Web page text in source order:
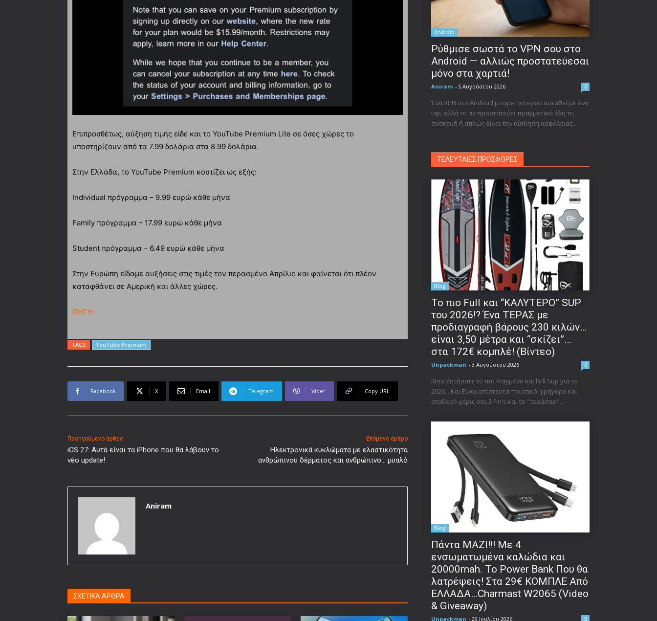
Επιπροσθέτως, αύξηση τιμής είδε και το YouTube Premium Lite σε όσες χώρες το
υποστηρίζουν από τα 7.99 δολάρια στα 8.99 δολάρια.
Στην Ελλάδα, το YouTube Premium κοστίζει ως εξής:
Individual πρόγραμμα – 9.99 ευρώ κάθε μήνα
Family πρόγραμμα – 17.99 ευρώ κάθε μήνα
Student πρόγραμμα – 6.49 ευρώ κάθε μήνα
Στην Ευρώπη είδαμε αυξήσεις στις τιμές τον περασμένο Απρίλιο και φαίνεται ότι πλέον
καταφθάνει σε Αμερική και άλλες χώρες.
ΠΗΓΗ
TAGS YouTube Premium
Facebook X Email Telegram Viber Copy URL
Προηγούμενο άρθρο
iOS 27: Αυτά είναι τα iPhone που θα λάβουν το
νέο update!
Επόμενο άρθρο
Ηλεκτρονικά κυκλώματα με ελαστικότητα
ανθρώπινου δέρματος και ανθρώπινο… μυαλό
Aniram
ΣΧΕΤΙΚΑ ΑΡΘΡΑ
Android
Ρύθμισε σωστά το VPN σου στο
Android — αλλιώς προστατεύεσαι
μόνο στα χαρτιά!
Aniram - 5 Αυγούστου 2026 0
Ένα VPN στο Android μπορεί να εγκατασταθεί με ένα
tap, αλλά το αν προστατεύει πραγματικά όλη τη
συσκευή ή απλώς δίνει την αίσθηση ασφάλειας...
ΤΕΛΕΥΤΑΙΕΣ ΠΡΟΣΦΟΡΕΣ
Blog
To πιο Full και “ΚΑΛΥΤΕΡΟ” SUP
του 2026!? Ένα ΤΕΡΑΣ με
προδιαγραφή βάρους 230 κιλών…
είναι 3,50 μέτρα και “σκίζει”…
στα 172€ κομπλέ! (Βίντεο)
Unpackman - 3 Αυγούστου 2026 0
Μου Ζητήσατε το πιο Ψαγμένο και Full Sup για το
2026... Και Είναι απίστευτα ποιοτικό, γρήγορο και
σταθερό χάρις στα 3 Fin's και το "τεράστιο"...
Blog
Πάντα ΜΑΖΙ!!! Με 4
ενσωματωμένα καλώδια και
20000mah. Το Power Bank Που θα
λατρέψεις! Στα 29€ ΚΟΜΠΛΕ Από
ΕΛΛΑΔΑ…Charmast W2065 (Video
& Giveaway)
Unpackman - 29 Ιουλίου 2026 0